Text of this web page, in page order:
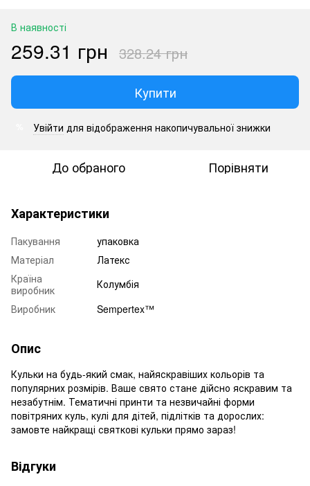
В наявності
259.31 грн 328.24 грн
Купити
Увійти для відображення накопичувальної знижки
До обраного Порівняти
Характеристики
Пакування
упаковка
Матеріал
Латекс
Країна
виробник
Колумбія
Виробник
Sempertex™
Опис
Кульки на будь-який смак, найяскравіших кольорів та
популярних розмірів. Ваше свято стане дійсно яскравим та
незабутнім. Тематичні принти та незвичайні форми
повітряних куль, кулі для дітей, підлітків та дорослих:
замовте найкращі святкові кульки прямо зараз!
Відгуки